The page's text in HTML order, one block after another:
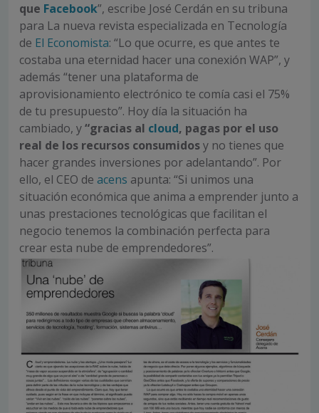
que Facebook”, escribe José Cerdán en su tribuna
para La nueva revista especializada en Tecnología
de El Economista: “Lo que ocurre, es que antes te
costaba una eternidad hacer una conexión WAP”, y
además “tener una plataforma de
aprovisionamiento electrónico te comía casi el 75%
de tu presupuesto”. Hoy día la situación ha
cambiado, y“gracias al cloud, pagas por el uso
real de los recursos consumidosy no tienes que
hacer grandes inversiones por adelantando”. Por
ello, el CEO de acens apunta: “Si unimos una
situación económica que anima a emprender junto a
unas prestaciones tecnológicas que facilitan el
negocio tenemos la combinación perfecta para
crear esta nube de emprendedores”.